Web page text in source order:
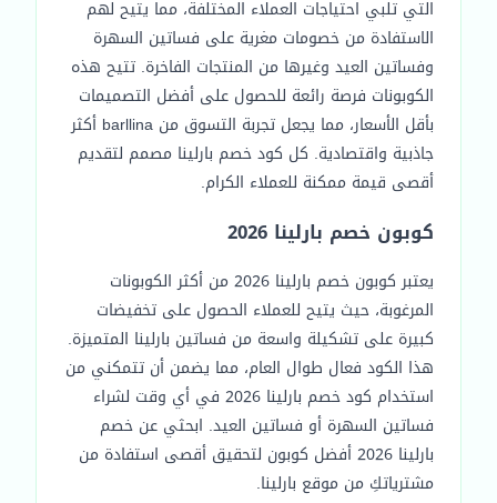
التي تلبي احتياجات العملاء المختلفة، مما يتيح لهم
الاستفادة من خصومات مغرية على فساتين السهرة
وفساتين العيد وغيرها من المنتجات الفاخرة. تتيح هذه
الكوبونات فرصة رائعة للحصول على أفضل التصميمات
بأقل الأسعار، مما يجعل تجربة التسوق من barllina أكثر
جاذبية واقتصادية. كل كود خصم بارلينا مصمم لتقديم
أقصى قيمة ممكنة للعملاء الكرام.
كوبون خصم بارلينا 2026
يعتبر كوبون خصم بارلينا 2026 من أكثر الكوبونات
المرغوبة، حيث يتيح للعملاء الحصول على تخفيضات
كبيرة على تشكيلة واسعة من فساتين بارلينا المتميزة.
هذا الكود فعال طوال العام، مما يضمن أن تتمكني من
استخدام كود خصم بارلينا 2026 في أي وقت لشراء
فساتين السهرة أو فساتين العيد. ابحثي عن خصم
بارلينا 2026 أفضل كوبون لتحقيق أقصى استفادة من
مشترياتكِ من موقع بارلينا.